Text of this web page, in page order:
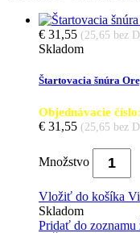
€ 31,55 (25,65 bez
Skladom
Štartovacia šnúra
Objednávacie číslo
€ 31,55 (25,65 bez
Množstvo
Vložiť do košíka
Skladom
Pridať do zoznamu